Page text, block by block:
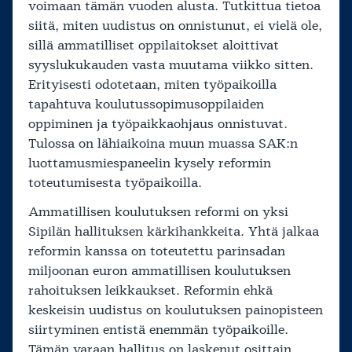
voimaan tämän vuoden alusta. Tutkittua tietoa
siitä, miten uudistus on onnistunut, ei vielä ole,
sillä ammatilliset oppilaitokset aloittivat
syyslukukauden vasta muutama viikko sitten.
Erityisesti odotetaan, miten työpaikoilla
tapahtuva koulutussopimusoppilaiden
oppiminen ja työpaikkaohjaus onnistuvat.
Tulossa on lähiaikoina muun muassa SAK:n
luottamusmiespaneelin kysely reformin
toteutumisesta työpaikoilla.
Ammatillisen koulutuksen reformi on yksi
Sipilän hallituksen kärkihankkeita. Yhtä jalkaa
reformin kanssa on toteutettu parinsadan
miljoonan euron ammatillisen koulutuksen
rahoituksen leikkaukset. Reformin ehkä
keskeisin uudistus on koulutuksen painopisteen
siirtyminen entistä enemmän työpaikoille.